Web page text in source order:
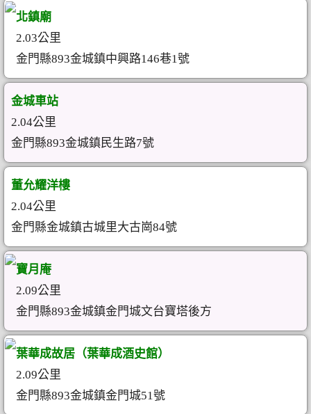
北鎮廟
2.03公里
金門縣893金城鎮中興路146巷1號
金城車站
2.04公里
金門縣893金城鎮民生路7號
董允耀洋樓
2.04公里
金門縣金城鎮古城里大古崗84號
寶月庵
2.09公里
金門縣893金城鎮金門城文台寶塔後方
葉華成故居（葉華成酒史館）
2.09公里
金門縣893金城鎮金門城51號